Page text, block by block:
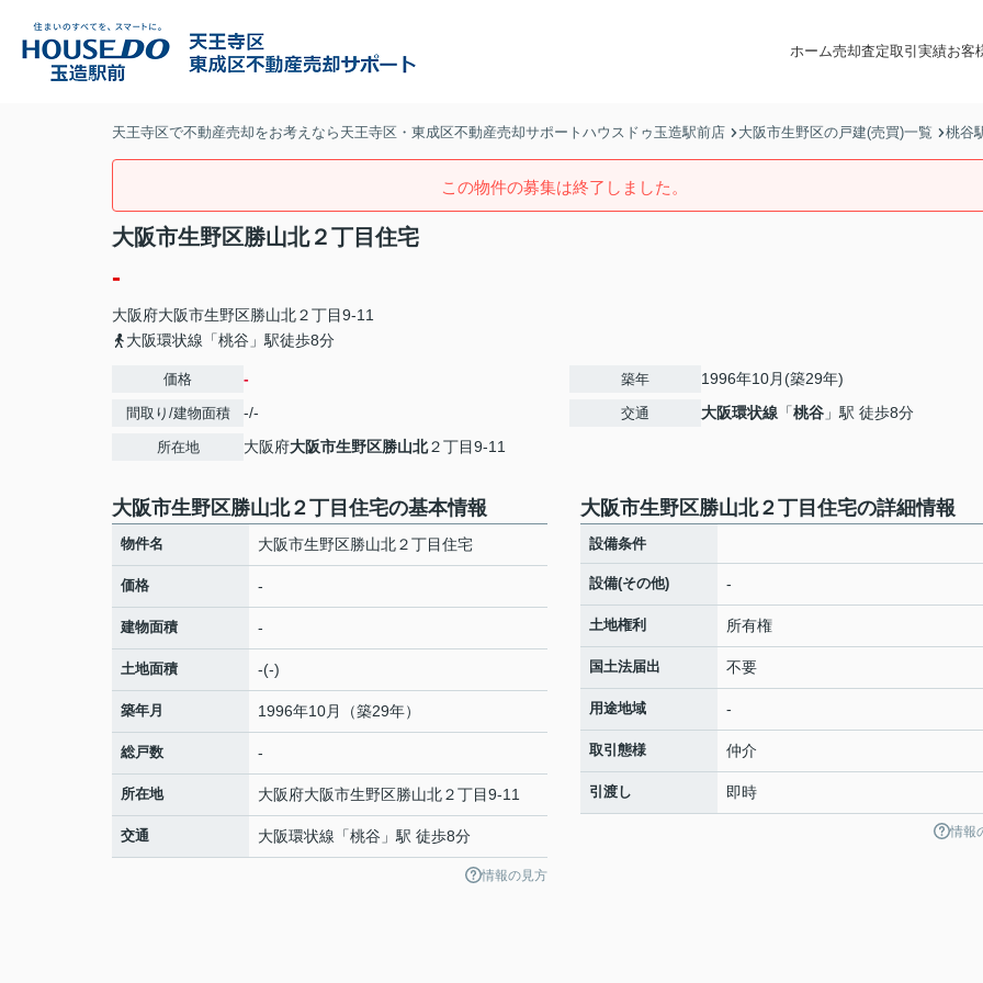
ホーム売却査定取引実績お客
天王寺区で不動産売却をお考えなら天王寺区・東成区不動産売却サポートハウスドゥ玉造駅前店 大阪市生野区の戸建(売買)一覧 桃谷
この物件の募集は終了しました。
大阪市生野区勝山北２丁目住宅
-
大阪府大阪市生野区勝山北２丁目9-11
大阪環状線「桃谷」駅徒歩8分
価格 -
間取り/建物面積 -/-
所在地 大阪府大阪市生野区勝山北２丁目9-11
築年 1996年10月(築29年)
交通 大阪環状線 「桃谷 」駅 徒歩8分
大阪市生野区勝山北２丁目住宅の基本情報
物件名 大阪市生野区勝山北２丁目住宅
価格 -
建物面積 -
土地面積 -(-)
築年月 1996年10月（築29年）
総戸数 -
所在地 大阪府大阪市生野区勝山北２丁目9-11
交通 大阪環状線 「桃谷 」駅 徒歩8分
情報の見方
大阪市生野区勝山北２丁目住宅の詳細情報
設備条件
設備(その他) -
土地権利 所有権
国土法届出 不要
用途地域 -
取引態様 仲介
引渡し 即時
情報